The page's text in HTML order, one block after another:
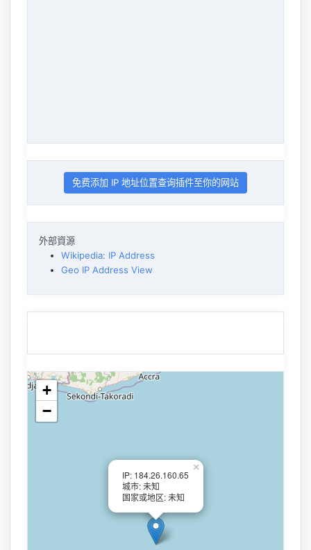
免费添加 IP 地址位置查询插件至你的网站
外部資源
Wikipedia: IP Address
Geo IP Address View
IP: 184.26.160.65
城市: 未知
国家或地区: 未知
×
+
−